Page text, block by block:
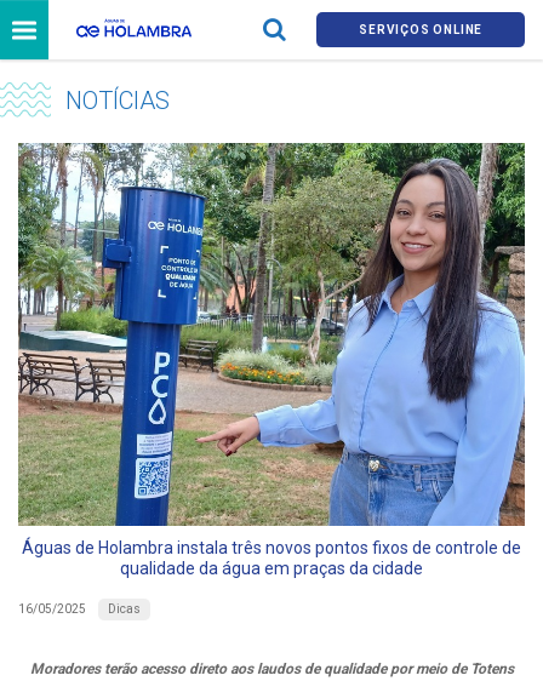
SERVIÇOS ONLINE
NOTÍCIAS
Águas de Holambra instala três novos pontos fixos de controle de
qualidade da água em praças da cidade
16/05/2025 Dicas
Moradores terão acesso direto aos laudos de qualidade por meio de Totens